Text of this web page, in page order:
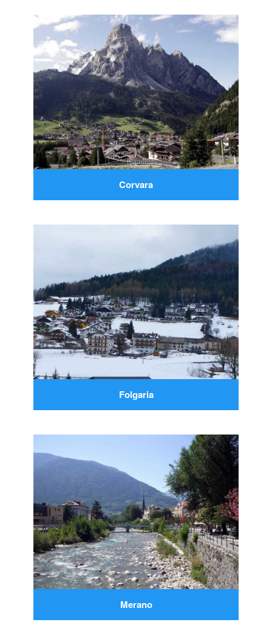
Corvara
Folgaria
Merano